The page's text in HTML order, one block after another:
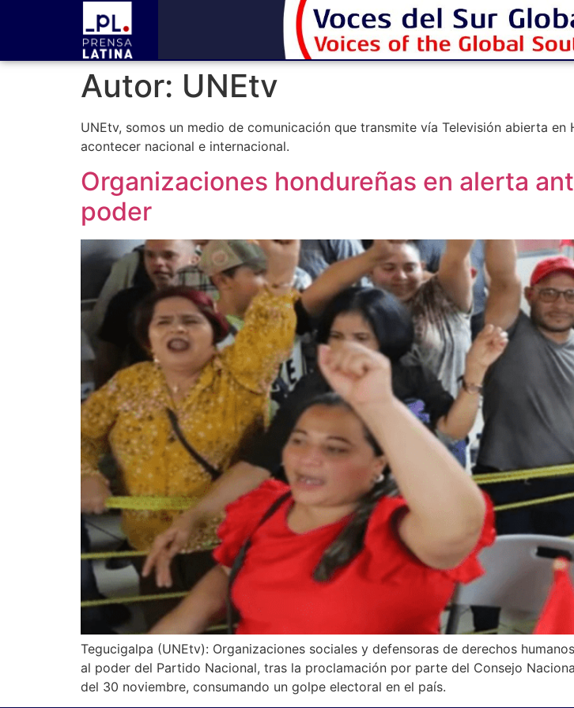
Autor: UNEtv
UNEtv, somos un medio de comunicación que transmite vía Televisión abierta
acontecer nacional e internacional.
Organizaciones hondureñas en alerta
poder
Tegucigalpa (UNEtv): Organizaciones sociales y defensoras de derechos
al poder del Partido Nacional, tras la proclamación por parte del Consejo
del 30 noviembre, consumando un golpe electoral en el país.